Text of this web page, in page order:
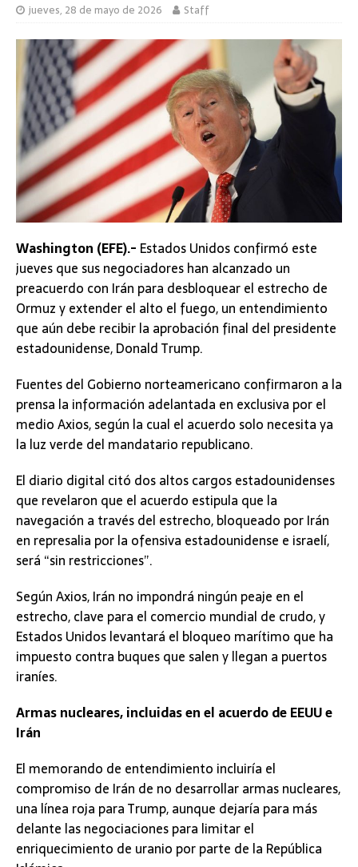
jueves, 28 de mayo de 2026 Staff
Washington (EFE).- Estados Unidos confirmó este
jueves que sus negociadores han alcanzado un
preacuerdo con Irán para desbloquear el estrecho de
Ormuz y extender el alto el fuego, un entendimiento
que aún debe recibir la aprobación final del presidente
estadounidense, Donald Trump.
Fuentes del Gobierno norteamericano confirmaron a la
prensa la información adelantada en exclusiva por el
medio Axios, según la cual el acuerdo solo necesita ya
la luz verde del mandatario republicano.
El diario digital citó dos altos cargos estadounidenses
que revelaron que el acuerdo estipula que la
navegación a través del estrecho, bloqueado por Irán
en represalia por la ofensiva estadounidense e israelí,
será “sin restricciones”.
Según Axios, Irán no impondrá ningún peaje en el
estrecho, clave para el comercio mundial de crudo, y
Estados Unidos levantará el bloqueo marítimo que ha
impuesto contra buques que salen y llegan a puertos
iraníes.
Armas nucleares, incluidas en el acuerdo de EEUU e
Irán
El memorando de entendimiento incluiría el
compromiso de Irán de no desarrollar armas nucleares,
una línea roja para Trump, aunque dejaría para más
delante las negociaciones para limitar el
enriquecimiento de uranio por parte de la República